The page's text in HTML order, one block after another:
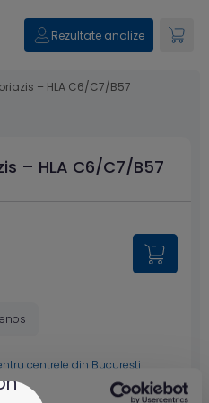
Rezultate analize
– HLA C6/C7/B57
– HLA C6/C7/B57
centrele din București